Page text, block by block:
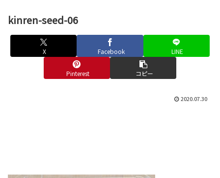
kinren-seed-06
X Facebook LINE
Pinterest コピー
2020.07.30